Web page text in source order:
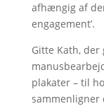
afhængig af
engagement’.
Gitte Kath,
plakater – til
sammenligner